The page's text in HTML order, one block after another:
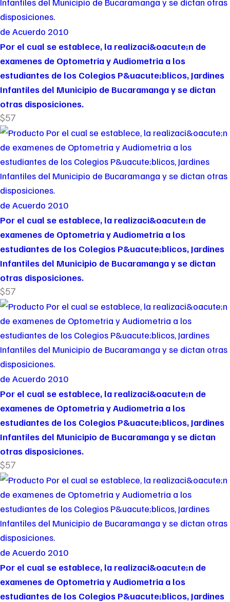
de Acuerdo 2010
Por el cual se establece, la realizaci&oacute;n de
examenes de Optometria y Audiometria a los
estudiantes de los Colegios P&uacute;blicos, Jardines
Infantiles del Municipio de Bucaramanga y se dictan
otras disposiciones.
$57
de Acuerdo 2010
Por el cual se establece, la realizaci&oacute;n de
examenes de Optometria y Audiometria a los
estudiantes de los Colegios P&uacute;blicos, Jardines
Infantiles del Municipio de Bucaramanga y se dictan
otras disposiciones.
$57
de Acuerdo 2010
Por el cual se establece, la realizaci&oacute;n de
examenes de Optometria y Audiometria a los
estudiantes de los Colegios P&uacute;blicos, Jardines
Infantiles del Municipio de Bucaramanga y se dictan
otras disposiciones.
$57
de Acuerdo 2010
Por el cual se establece, la realizaci&oacute;n de
examenes de Optometria y Audiometria a los
estudiantes de los Colegios P&uacute;blicos, Jardines